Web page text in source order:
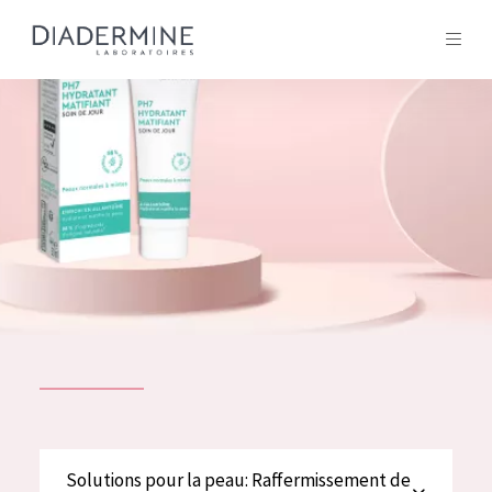
SOLUTIONS POUR LA PEAU
TOUS LES PRODUIT
Tous les Produit
ACCUEIL
Composition
À propos
Conseils Beauté
Solutions pour la peau: Raffermissement de